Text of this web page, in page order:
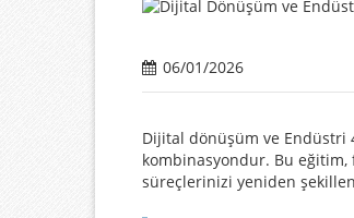
06/01/2026
Dijital dönüşüm ve Endüstri
kombinasyondur. Bu eğitim,
süreçlerinizi yeniden